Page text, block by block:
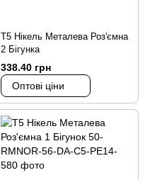
Т5 Нікель Металева Роз'ємна
2 Бігунка
338.40 грн
Оптові ціни